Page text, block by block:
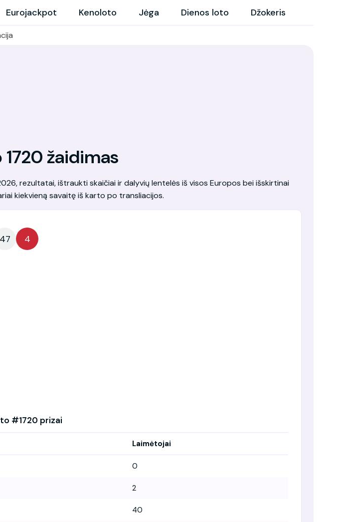
Eurojackpot Kenoloto Jėga Dienos loto Džokeris
žaidimas
rezultatai, ištraukti skaičiai ir dalyvių lentelės iš visos Europos bei išskirtinai
kiekvieną savaitę iš karto po transliacijos.
47 4
#1720 prizai
Laimėtojai
0
2
40